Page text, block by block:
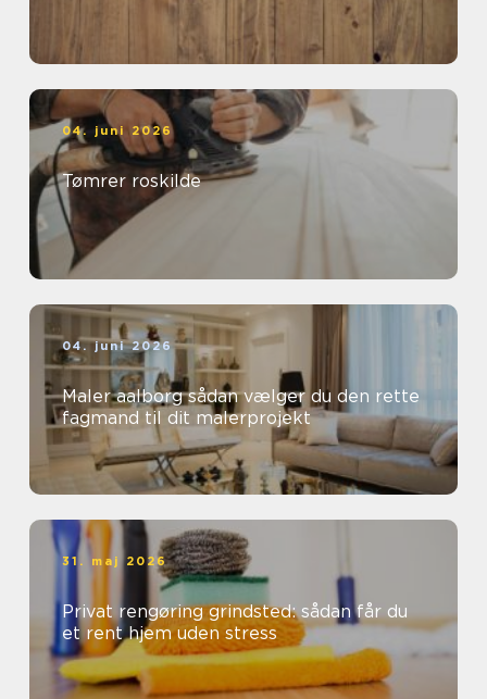
04. juni 2026
Tømrer roskilde
04. juni 2026
Maler aalborg sådan vælger du den rette
fagmand til dit malerprojekt
31. maj 2026
Privat rengøring grindsted: sådan får du
et rent hjem uden stress